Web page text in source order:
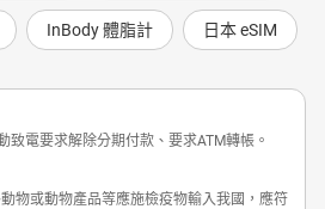
InBody 體脂計 日本 eSIM
致電要求解除分期付款、要求ATM轉帳。
物或動物產品等應施檢疫物輸入我國，應符